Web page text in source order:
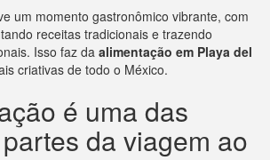
um momento gastronômico vibrante, com
receitas tradicionais e trazendo
Isso faz da alimentação em Playa del
criativas de todo o México.
é uma das
da viagem ao